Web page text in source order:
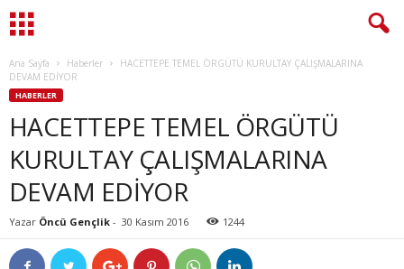
Ana Sayfa Haberler
HACETTEPE TEMEL ÖRGÜTÜ KURULTAY ÇALIŞMALARINA
DEVAM EDİYOR
HABERLER
HACETTEPE TEMEL ÖRGÜTÜ
KURULTAY ÇALIŞMALARINA
DEVAM EDİYOR
Yazar Öncü Gençlik - 30 Kasım 2016 1244